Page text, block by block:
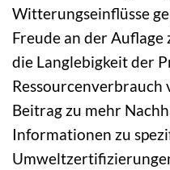
Witterungseinflüsse
Freude an der
die Langlebigkeit der
Ressourcenverbrauch
Beitrag zu mehr
Informationen zu